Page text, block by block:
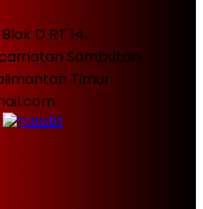
D RT 14,
Sambutan,
Timur